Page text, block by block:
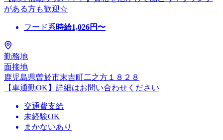
がある方も歓迎☆
フード系時給1,026円〜
勤務地
面接地
鹿児島県曽於市末吉町二之方１８２８
【車通勤OK】詳細はお問い合わせください
交通費支給
未経験OK
まかないあり